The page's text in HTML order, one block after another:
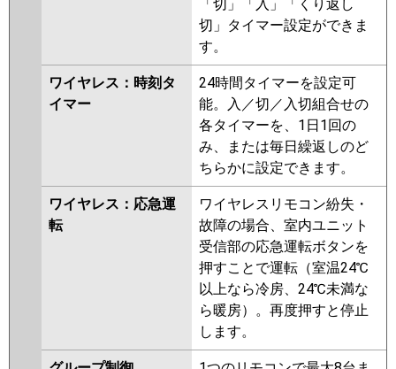
「切」「入」「くり返し
切」タイマー設定ができま
す。
ワイヤレス：時刻タ
イマー
24時間タイマーを設定可
能。入／切／入切組合せの
各タイマーを、1日1回の
み、または毎日繰返しのど
ちらかに設定できます。
ワイヤレス：応急運
転
ワイヤレスリモコン紛失・
故障の場合、室内ユニット
受信部の応急運転ボタンを
押すことで運転（室温24℃
以上なら冷房、24℃未満な
ら暖房）。再度押すと停止
します。